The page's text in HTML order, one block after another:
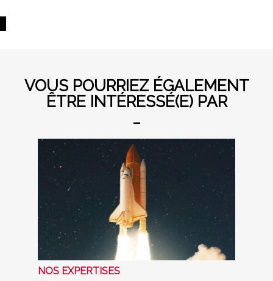
VOUS POURRIEZ ÉGALEMENT
ÊTRE INTÉRESSÉ(E) PAR
_
NOS EXPERTISES